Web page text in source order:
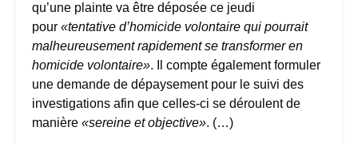
qu’une plainte va être déposée ce jeudi
pour «tentative d’homicide volontaire qui pourrait
malheureusement rapidement se transformer en
homicide volontaire». Il compte également formuler
une demande de dépaysement pour le suivi des
investigations afin que celles-ci se déroulent de
manière «sereine et objective». (…)